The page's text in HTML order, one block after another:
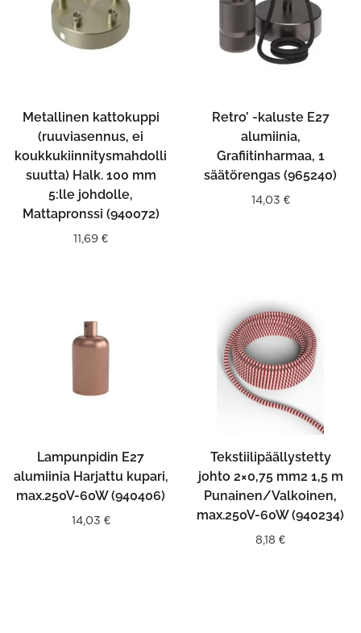
Metallinen kattokuppi
(ruuviasennus, ei
koukkukiinnitysmahdolli
suutta) Halk. 100 mm
5:lle johdolle,
Mattapronssi (940072)
11,69 €
Retro’ -kaluste E27
alumiinia,
Grafiitinharmaa, 1
säätörengas (965240)
14,03 €
Lampunpidin E27
alumiinia Harjattu kupari,
max.250V-60W (940406)
14,03 €
Tekstiilipäällystetty
johto 2×0,75 mm2 1,5 m
Punainen/Valkoinen,
max.250V-60W (940234)
8,18 €